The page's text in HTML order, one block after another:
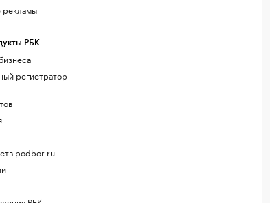
рекламы
РБК
регистратор
podbor.ru